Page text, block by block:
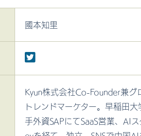
國本知里
Kyun株式会社Co-Founder兼グ
トレンドマーケター。早稲田
手外資SAPにてSaaS営業、AI